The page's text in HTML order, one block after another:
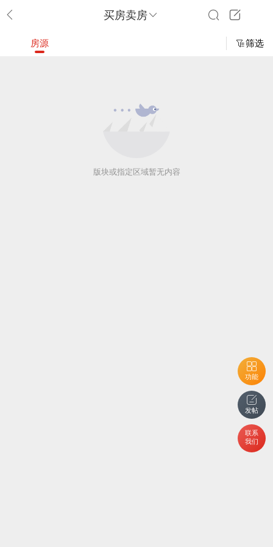
买房卖房
功能
发帖
联系
我们
房源 筛选
版块或指定区域暂无内容